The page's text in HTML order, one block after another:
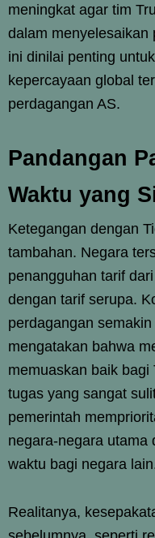
meningkat agar tim
dalam menyelesaikan
ini dinilai penting
kepercayaan global
perdagangan AS.
Pandangan
Waktu yang
Ketegangan dengan
tambahan. Negara
penangguhan tarif
dengan tarif serupa.
perdagangan
mengatakan bahwa
memuaskan baik
tugas yang sangat
pemerintah
negara-negara utama
waktu bagi negara
Realitanya,